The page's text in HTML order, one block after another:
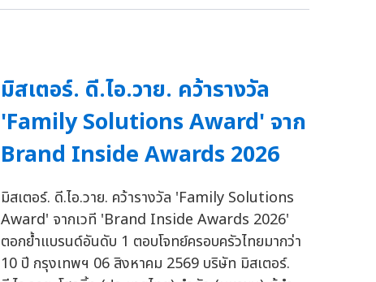
มิสเตอร์. ดี.ไอ.วาย. คว้ารางวัล
'Family Solutions Award' จาก
Brand Inside Awards 2026
มิสเตอร์. ดี.ไอ.วาย. คว้ารางวัล 'Family Solutions
Award' จากเวที 'Brand Inside Awards 2026'
ตอกย้ำแบรนด์อันดับ 1 ตอบโจทย์ครอบครัวไทยมากว่า
10 ปี กรุงเทพฯ 06 สิงหาคม 2569 บริษัท มิสเตอร์.